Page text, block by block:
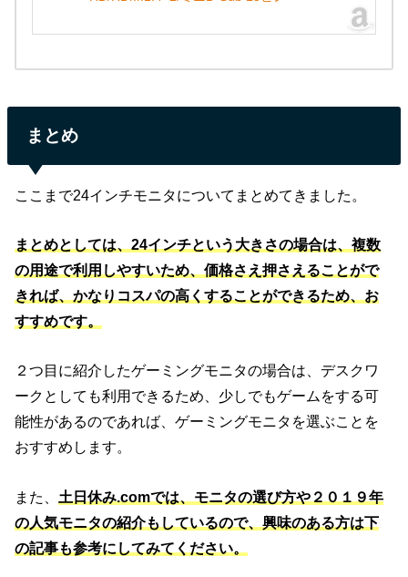
まとめ
ここまで24インチモニタについてまとめてきました。
まとめとしては、24インチという大きさの場合は、複数
の用途で利用しやすいため、価格さえ押さえることがで
きれば、かなりコスパの高くすることができるため、お
すすめです。
２つ目に紹介したゲーミングモニタの場合は、デスクワ
ークとしても利用できるため、少しでもゲームをする可
能性があるのであれば、ゲーミングモニタを選ぶことを
おすすめします。
また、 土日休み.comでは、モニタの選び方や２０１９年
の人気モニタの紹介もしているので、興味のある方は下
の記事も参考にしてみてください。